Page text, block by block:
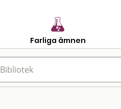
Farliga ämnen